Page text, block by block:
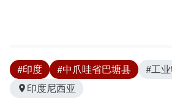
#印度 #中爪哇省巴塘县
#工
印度尼西亚